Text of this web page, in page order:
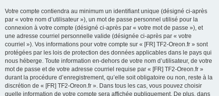
Votre compte contiendra au minimum un identifiant unique (désigné ci-après
par « votre nom d’utilisateur »), un mot de passe personnel utilisé pour la
connexion à votre compte (désigné ci-après par « votre mot de passe »), et
une adresse courriel personnelle valide (désignée ci-après par « votre
courriel »). Vos informations pour votre compte sur « [FR] TF2-Oreon.fr » sont
protégées par les lois de protection des données applicables dans le pays qui
nous héberge. Toute information en-dehors de votre nom d’utilisateur, de votre
mot de passe et de votre adresse courriel requise par « [FR] TF2-Oreon.fr »
durant la procédure d’enregistrement, qu’elle soit obligatoire ou non, reste à la
discrétion de « [FR] TF2-Oreon.fr ». Dans tous les cas, vous pouvez choisir
quelle information de votre compte sera affichée publiquement. De plus, dans